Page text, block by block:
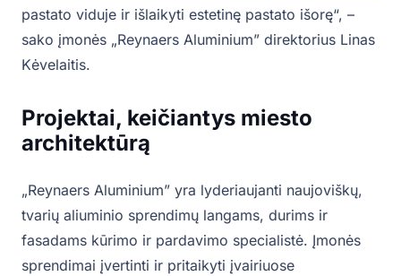
pastato viduje ir išlaikyti estetinę pastato išorę“, –
sako įmonės „Reynaers Aluminium” direktorius Linas
Kėvelaitis.
Projektai, keičiantys miesto
architektūrą
„Reynaers Aluminium” yra lyderiaujanti naujoviškų,
tvarių aliuminio sprendimų langams, durims ir
fasadams kūrimo ir pardavimo specialistė. Įmonės
sprendimai įvertinti ir pritaikyti įvairiuose